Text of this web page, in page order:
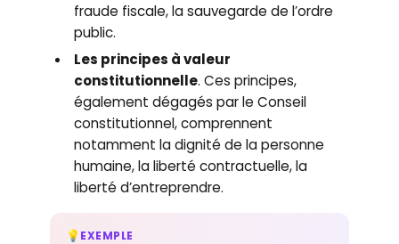
fraude fiscale, la sauvegarde de l’ordre
public.
Les principes à valeur
constitutionnelle. Ces principes,
également dégagés par le Conseil
constitutionnel, comprennent
notamment la dignité de la personne
humaine, la liberté contractuelle, la
liberté d’entreprendre.
💡 EXEMPLE